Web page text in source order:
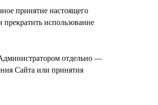
принятие настоящего
использование
отдельно —
Сайта или принятия